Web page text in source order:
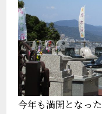
今年も満開となっ